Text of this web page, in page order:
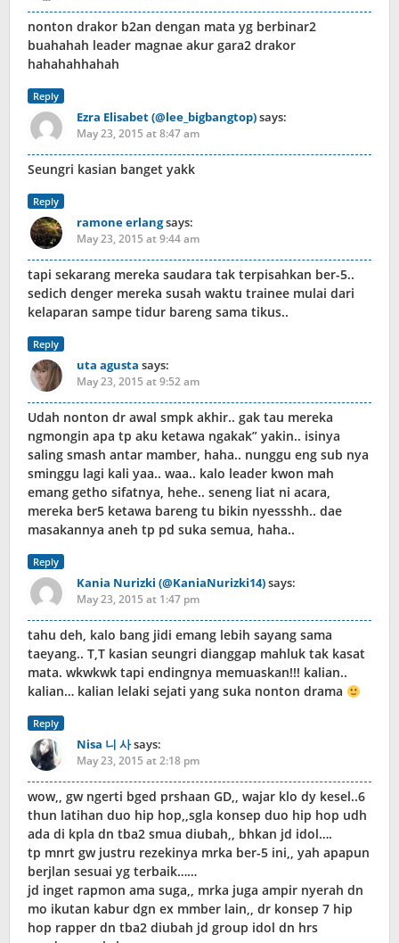
nonton drakor b2an dengan mata yg berbinar2
buahahah leader magnae akur gara2 drakor
hahahahhahah
Reply
Ezra Elisabet (@lee_bigbangtop)says:
May 23, 2015 at 8:47 am
Seungri kasian banget yakk
Reply
ramone erlangsays:
May 23, 2015 at 9:44 am
tapi sekarang mereka saudara tak terpisahkan ber-5..
sedich denger mereka susah waktu trainee mulai dari
kelaparan sampe tidur bareng sama tikus..
Reply
uta agusta says:
May 23, 2015 at 9:52 am
Udah nonton dr awal smpk akhir.. gak tau mereka
ngmongin apa tp aku ketawa ngakak” yakin.. isinya
saling smash antar mamber, haha.. nunggu eng sub nya
sminggu lagi kali yaa.. waa.. kalo leader kwon mah
emang getho sifatnya, hehe.. seneng liat ni acara,
mereka ber5 ketawa bareng tu bikin nyessshh.. dae
masakannya aneh tp pd suka semua, haha..
Reply
Kania Nurizki (@KaniaNurizki14)says:
May 23, 2015 at 1:47 pm
tahu deh, kalo bang jidi emang lebih sayang sama
taeyang.. T,T kasian seungri dianggap mahluk tak kasat
mata. wkwkwk tapi endingnya memuaskan!!! kalian..
kalian… kalian lelaki sejati yang suka nonton drama
Reply
Nisa 니 사says:
May 23, 2015 at 2:18 pm
wow,, gw ngerti bged prshaan GD,, wajar klo dy kesel..6
thun latihan duo hip hop,,sgla konsep duo hip hop udh
ada di kpla dn tba2 smua diubah,, bhkan jd idol….
tp mnrt gw justru rezekinya mrka ber-5 ini,, yah apapun
berjlan sesuai yg terbaik……
jd inget rapmon ama suga,, mrka juga ampir nyerah dn
mo ikutan kabur dgn ex mmber lain,, dr konsep 7 hip
hop rapper dn tba2 diubah jd group idol dn hrs